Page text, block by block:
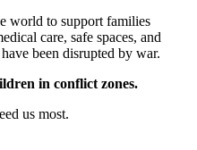
world to support families
care, safe spaces, and
been disrupted by war.
in conflict zones.
us most.